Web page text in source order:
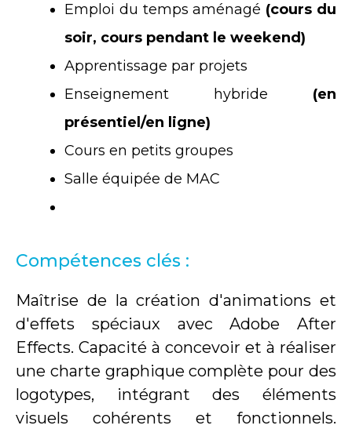
Emploi du temps aménagé (cours du
soir, cours pendant le weekend)
Apprentissage par projets
Enseignement hybride (en
présentiel/en ligne)
Cours en petits groupes
Salle équipée de MAC
Compétences clés :
Maîtrise de la création d'animations et
d'effets spéciaux avec Adobe After
Effects. Capacité à concevoir et à réaliser
une charte graphique complète pour des
logotypes, intégrant des éléments
visuels cohérents et fonctionnels.